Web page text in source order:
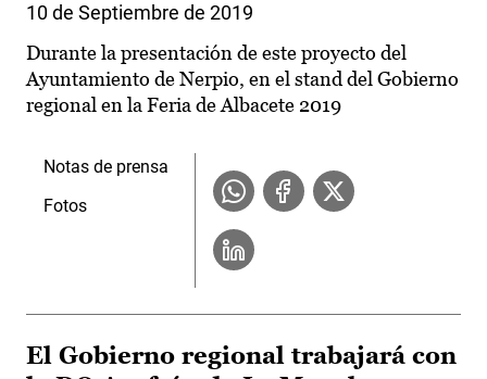
10 de Septiembre de 2019
Durante la presentación de este proyecto del
Ayuntamiento de Nerpio, en el stand del Gobierno
regional en la Feria de Albacete 2019
Notas de prensa
Fotos
El Gobierno regional trabajará con